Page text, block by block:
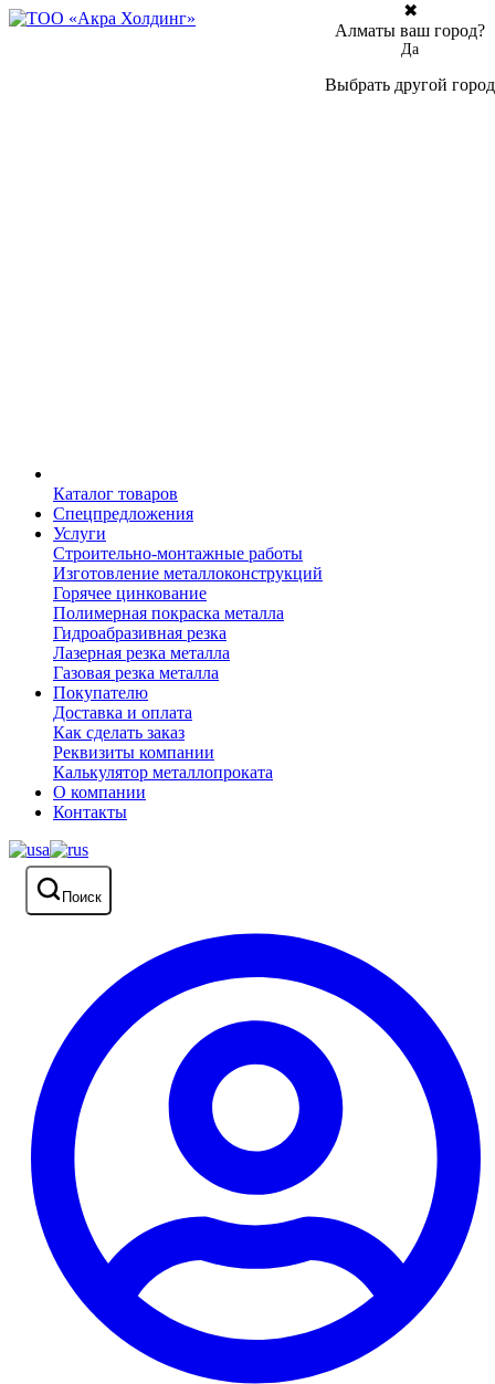
Каталог товаров
Спецпредложения
Услуги
Строительно-монтажные работы
Изготовление металлоконструкций
Горячее цинкование
Полимерная покраска металла
Гидроабразивная резка
Лазерная резка металла
Газовая резка металла
Покупателю
Доставка и оплата
Как сделать заказ
Реквизиты компании
Калькулятор металлопроката
О компании
Контакты
Поиск
✖
Алматы ваш город?
Да
Выбрать другой город